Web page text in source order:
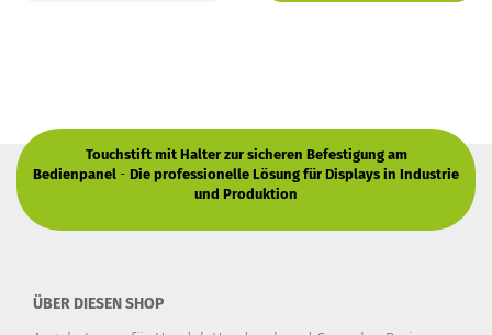
Touchstift mit Halter zur sicheren Befestigung am
Bedienpanel - Die professionelle Lösung für Displays in Industrie
und Produktion
ÜBER DIESEN SHOP